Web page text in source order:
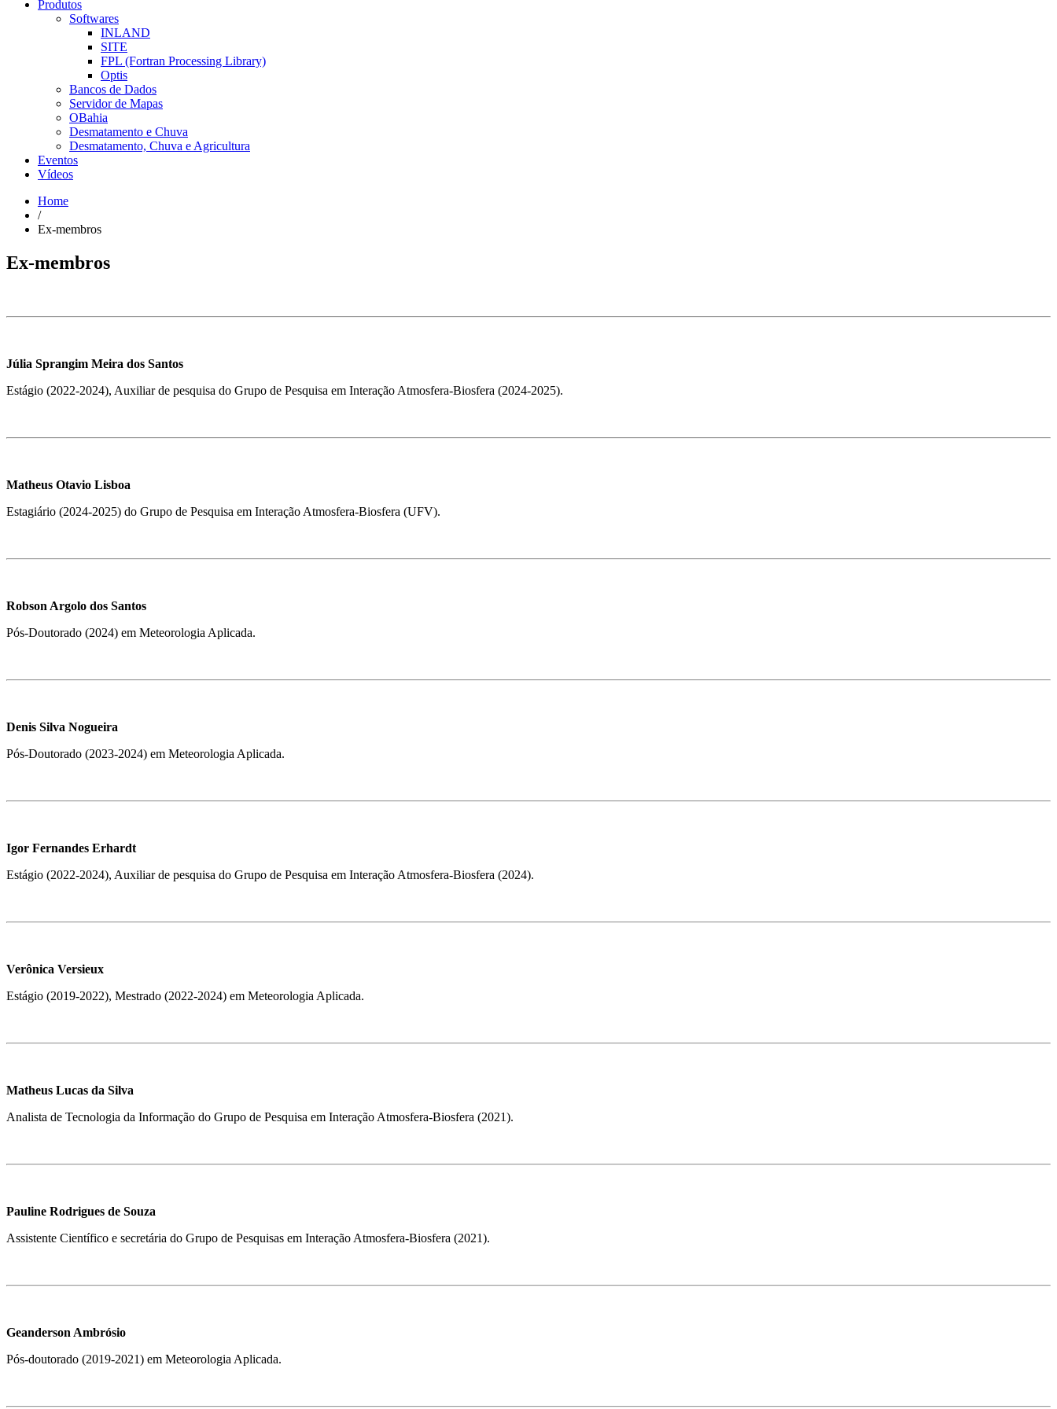
Produtos
Softwares
INLAND
SITE
FPL (Fortran Processing Library)
Optis
Bancos de Dados
Servidor de Mapas
OBahia
Desmatamento e Chuva
Desmatamento, Chuva e Agricultura
Eventos
Vídeos
Home
/
Ex-membros
Ex-membros
Júlia Sprangim Meira dos Santos
Estágio (2022-2024), Auxiliar de pesquisa do Grupo de Pesquisa em Interação Atmosfera-Biosfera (2024-2025).
Matheus Otavio Lisboa
Estagiário (2024-2025) do Grupo de Pesquisa em Interação Atmosfera-Biosfera (UFV).
Robson Argolo dos Santos
Pós-Doutorado (2024) em Meteorologia Aplicada.
Denis Silva Nogueira
Pós-Doutorado (2023-2024) em Meteorologia Aplicada.
Igor Fernandes Erhardt
Estágio (2022-2024), Auxiliar de pesquisa do Grupo de Pesquisa em Interação Atmosfera-Biosfera (2024).
Verônica Versieux
Estágio (2019-2022), Mestrado (2022-2024) em Meteorologia Aplicada.
Matheus Lucas da Silva
Analista de Tecnologia da Informação do Grupo de Pesquisa em Interação Atmosfera-Biosfera (2021).
Pauline Rodrigues de Souza
Assistente Científico e secretária do Grupo de Pesquisas em Interação Atmosfera-Biosfera (2021).
Geanderson Ambrósio
Pós-doutorado (2019-2021) em Meteorologia Aplicada.